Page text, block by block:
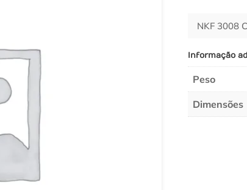
NKF 3008
Informação
Peso
Dimensões